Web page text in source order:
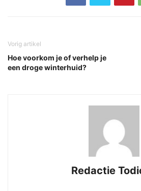
Vorig artikel
Hoe voorkom je of verhelp je
een droge winterhuid?
Redactie